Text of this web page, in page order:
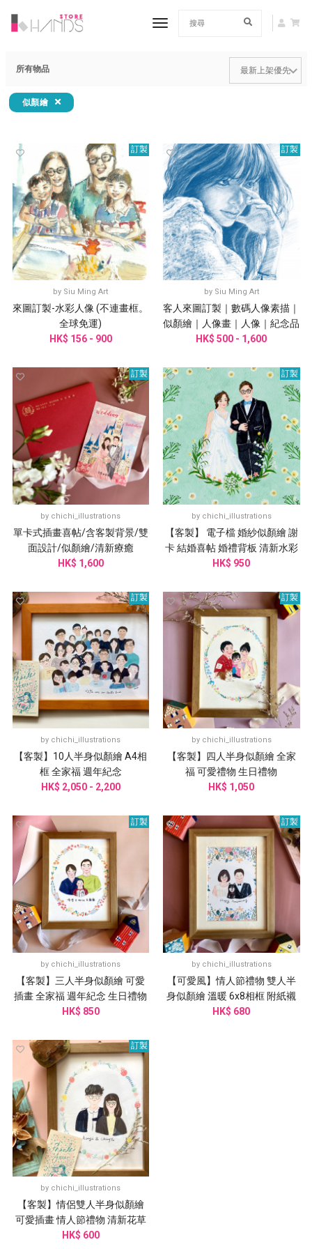
toggle navigation
所有物品
似顏繪
訂製
by Siu Ming Art
來圖訂製-水彩人像 (不連畫框。
全球免運)
HK$ 156 - 900
訂製
by Siu Ming Art
客人來圖訂製｜數碼人像素描｜
似顏繪｜人像畫｜人像｜紀念品
｜
HK$ 500 - 1,600
訂製
by chichi_illustrations
單卡式插畫喜帖/含客製背景/雙
面設計/似顏繪/清新療癒
HK$ 1,600
訂製
by chichi_illustrations
【客製】 電子檔 婚紗似顏繪 謝
卡 結婚喜帖 婚禮背板 清新水彩
HK$ 950
訂製
by chichi_illustrations
【客製】10人半身似顏繪 A4相
框 全家福 週年紀念
HK$ 2,050 - 2,200
訂製
by chichi_illustrations
【客製】四人半身似顏繪 全家
福 可愛禮物 生日禮物
HK$ 1,050
訂製
by chichi_illustrations
【客製】三人半身似顏繪 可愛
插畫 全家福 週年紀念 生日禮物
HK$ 850
訂製
by chichi_illustrations
【可愛風】情人節禮物 雙人半
身似顏繪 溫暖 6x8相框 附紙襯
HK$ 680
訂製
by chichi_illustrations
【客製】情侶雙人半身似顏繪
可愛插畫 情人節禮物 清新花草
HK$ 600